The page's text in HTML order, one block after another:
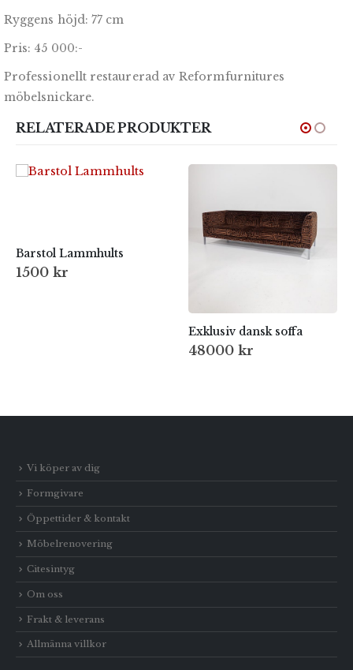
Ryggens höjd: 77 cm
Pris: 45 000:-
Professionellt restaurerad av Reformfurnitures
möbelsnickare.
RELATERADE PRODUKTER
Barstol Lammhults
1500 kr
Exklusiv dansk soffa
48000 kr
Vi köper av dig
Formgivare
Öppettider & kontakt
Möbelrenovering
Citesintyg
Om oss
Frakt & leverans
Allmänna villkor